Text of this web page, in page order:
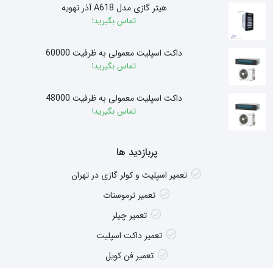
هیتر گازی مدل A618 آذر تهویه
تماس بگیرید!
داکت اسپلیت معمولی به ظرفیت 60000
تماس بگیرید!
داکت اسپلیت معمولی به ظرفیت 48000
تماس بگیرید!
پربازدید ها
تعمیر اسپلیت و کولر گازی در تهران
تعمیر ترموستات
تعمیر چیلر
تعمیر داکت اسپلیت
تعمیر فن کویل